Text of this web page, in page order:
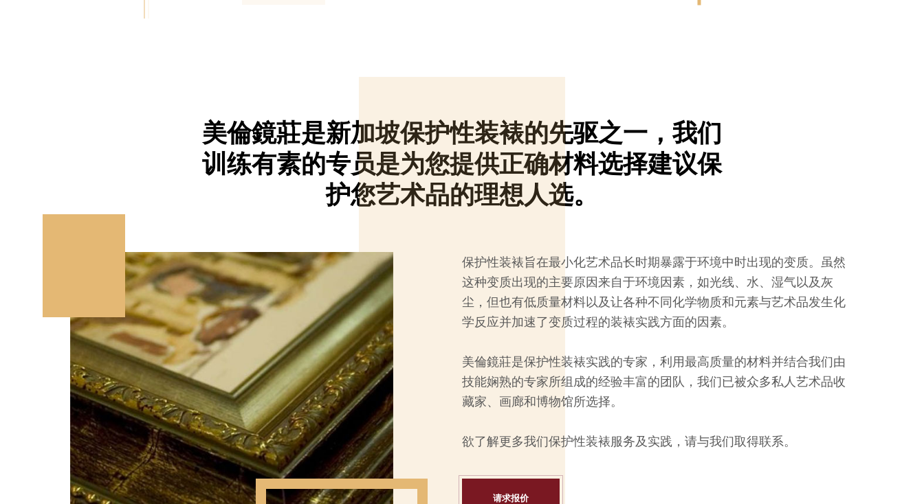
美倫鏡莊是新加坡保护性装裱的先驱之一，我们
训练有素的专员是为您提供正确材料选择建议保
护您艺术品的理想人选。
保护性装裱旨在最小化艺术品长时期暴露于环境中时出现的变质。虽然
这种变质出现的主要原因来自于环境因素，如光线、水、湿气以及灰
尘，但也有低质量材料以及让各种不同化学物质和元素与艺术品发生化
学反应并加速了变质过程的装裱实践方面的因素。
美倫鏡莊是保护性装裱实践的专家，利用最高质量的材料并结合我们由
技能娴熟的专家所组成的经验丰富的团队，我们已被众多私人艺术品收
藏家、画廊和博物馆所选择。
欲了解更多我们保护性装裱服务及实践，请与我们取得联系。
请求报价